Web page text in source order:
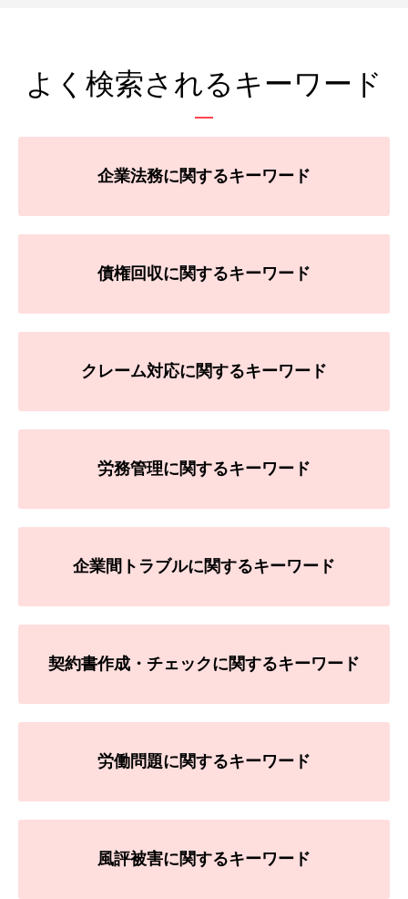
よく検索されるキーワード
企業法務に関するキーワード
債権回収に関するキーワード
クレーム対応に関するキーワード
労務管理に関するキーワード
企業間トラブルに関するキーワード
契約書作成・チェックに関するキーワード
労働問題に関するキーワード
風評被害に関するキーワード